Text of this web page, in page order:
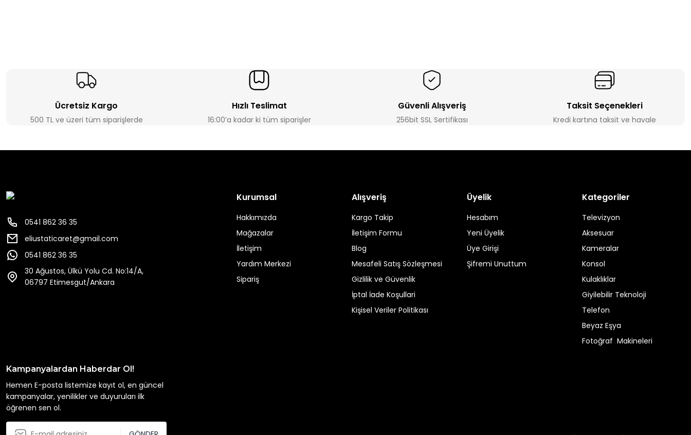
Ücretsiz Kargo
500 TL ve üzeri tüm siparişlerde
Hızlı Teslimat
16:00’a kadar ki tüm siparişler
Güvenli Alışveriş
256bit SSL Sertifikası
Taksit Seçenekleri
Kredi kartına taksit ve havale
0541 862 36 35
eliustaticaret@gmail.com
0541 862 36 35
30 Ağustos, Ülkü Yolu Cd. No:14/A,
06797 Etimesgut/Ankara
Kurumsal
Hakkımızda
Mağazalar
İletişim
Yardım Merkezi
Sipariş
Alışveriş
Kargo Takip
İletişim Formu
Blog
Mesafeli Satış Sözleşmesi
Gizlilik ve Güvenlik
İptal İade Koşullari
Kişisel Veriler Politikası
Üyelik
Hesabım
Yeni Üyelik
Üye Girişi
Şifremi Unuttum
Kategoriler
Televizyon
Aksesuar
Kameralar
Konsol
Kulaklıklar
Giyilebilir Teknoloji
Telefon
Beyaz Eşya
Fotoğraf Makineleri
Kampanyalardan Haberdar Ol!
Hemen E-posta listemize kayıt ol, en güncel
kampanyalar, yenilikler ve duyuruları ilk
öğrenen sen ol.